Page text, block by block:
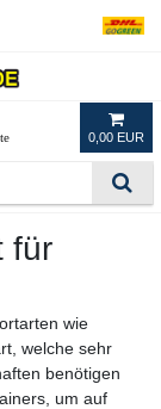
0,00 EUR
für
wie
welche sehr
benötigen
um auf